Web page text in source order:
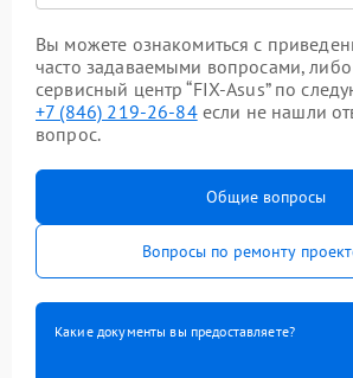
Вы можете ознакомиться с
часто задаваемыми вопросами, либо
сервисный центр “FIX-Asus” по
+7 (846) 219-26-84если не нашли
вопрос.
Общие вопросы
Вопросы по ремонту
Какие документы вы предоставляете?